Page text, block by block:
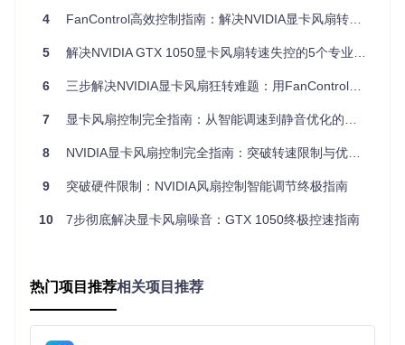
控制方式，通过调整电信号的占空比实现转速调节。与传统D
势，是现代显卡的标准配置。
PWM与DC控制模式对比
精度
高（1%级）
中（5-10%级）
能耗
低
高
适用场景
精准温控需求
简单散热场景
个，也可能通过共享通道实现控制。这种设计源于成本控制和
信号干扰优化，是硬件层面的固有特性，无法通过软件修改。
4 FanControl高效控制指南：解决NVIDIA显卡风扇转速异常完全方案
5 解决NVIDIA GTX 1050显卡风扇转速失控的5个专业技巧
6 三步解决NVIDIA显卡风扇狂转难题：用FanControl打造静音散热系统
7 显卡风扇控制完全指南：从智能调速到静音优化的实用技巧
8 NVIDIA显卡风扇控制完全指南：突破转速限制与优化调节策略
9 突破硬件限制：NVIDIA风扇控制智能调节终极指南
10 7步彻底解决显卡风扇噪音：GTX 1050终极控速指南
热门项目推荐相关项目推荐